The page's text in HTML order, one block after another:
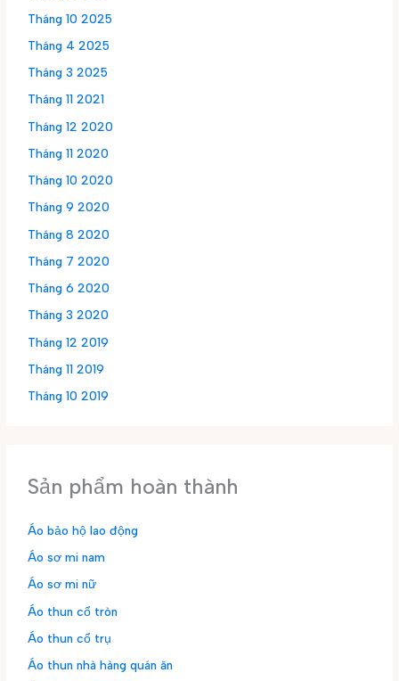
Tháng 10 2025
Tháng 4 2025
Tháng 3 2025
Tháng 11 2021
Tháng 12 2020
Tháng 11 2020
Tháng 10 2020
Tháng 9 2020
Tháng 8 2020
Tháng 7 2020
Tháng 6 2020
Tháng 3 2020
Tháng 12 2019
Tháng 11 2019
Tháng 10 2019
Sản phẩm hoàn thành
Áo bảo hộ lao động
Áo sơ mi nam
Áo sơ mi nữ
Áo thun cổ tròn
Áo thun cổ trụ
Áo thun nhà hàng quán ăn